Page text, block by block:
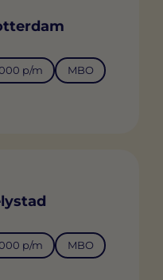
p/m MBO
p/m MBO